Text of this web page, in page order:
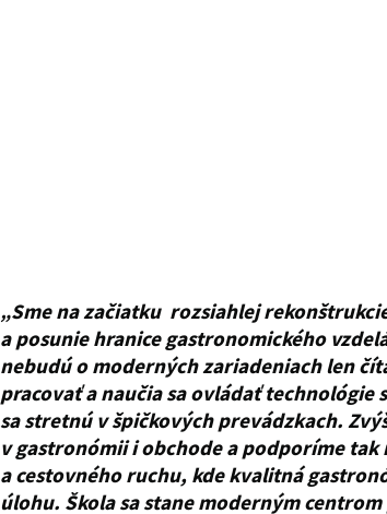
„Sme na začiatku rozsiahlej
a posunie hranice gastronomického
nebudú o moderných zariadeniach len
pracovať a naučia sa ovládať
sa stretnú v špičkových prevádzkach.
v gastronómii i obchode a podporíme
a cestovného ruchu, kde kvalitná
úlohu. Škola sa stane moderným